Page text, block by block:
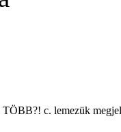
c. lemezük